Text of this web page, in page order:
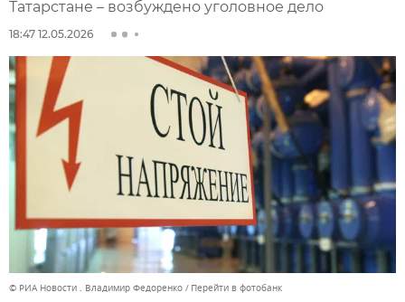
Татарстане – возбуждено уголовное дело
18:47 12.05.2026
© РИА Новости . Владимир Федоренко Перейти в фотобанк